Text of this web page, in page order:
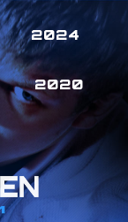
2024
2020